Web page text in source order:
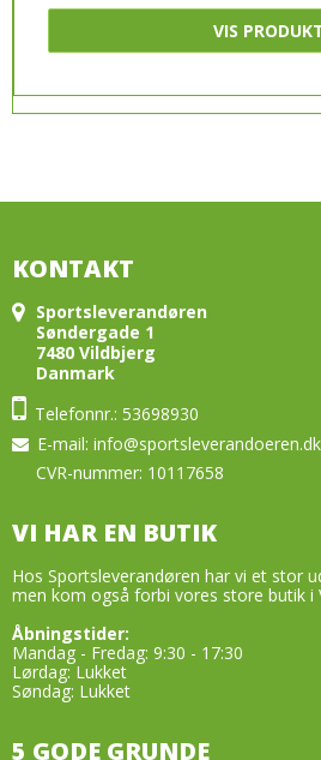
VIS
KONTAKT
Sportsleverandøren
Søndergade 1
7480 Vildbjerg
Danmark
Telefonnr.: 53698930
E-mail: info@sportsleverandoeren.dk
CVR-nummer: 10117658
VI HAR EN BUTIK
Hos Sportsleverandøren har vi et stor
men kom også forbi vores store butik i
Åbningstider:
Mandag - Fredag: 9:30 - 17:30
Lørdag: Lukket
Søndag: Lukket
5 GODE GRUNDE